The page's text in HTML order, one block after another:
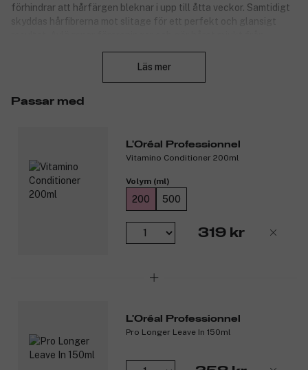
förhindrar att hårfärgen bleknar i upp till åtta veckor. Samtidigt
skyddas hårfibrerna mot slitage för ett perfekt och glansigt
* Instrumentellt test schampo + balsam.
Produktnummer:
Läs mer
Passar med
L'Oréal Professionnel
Vitamino Conditioner 200ml
Volym (ml)
200 500
319 kr
L'Oréal Professionnel
Pro Longer Leave In 150ml